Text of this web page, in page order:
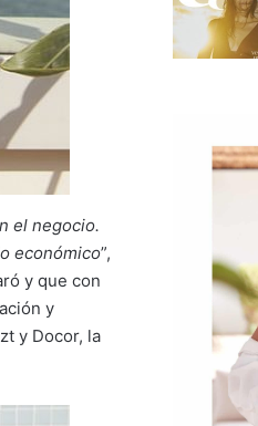
el negocio.
económico”,
y que con
y
y Docor, la